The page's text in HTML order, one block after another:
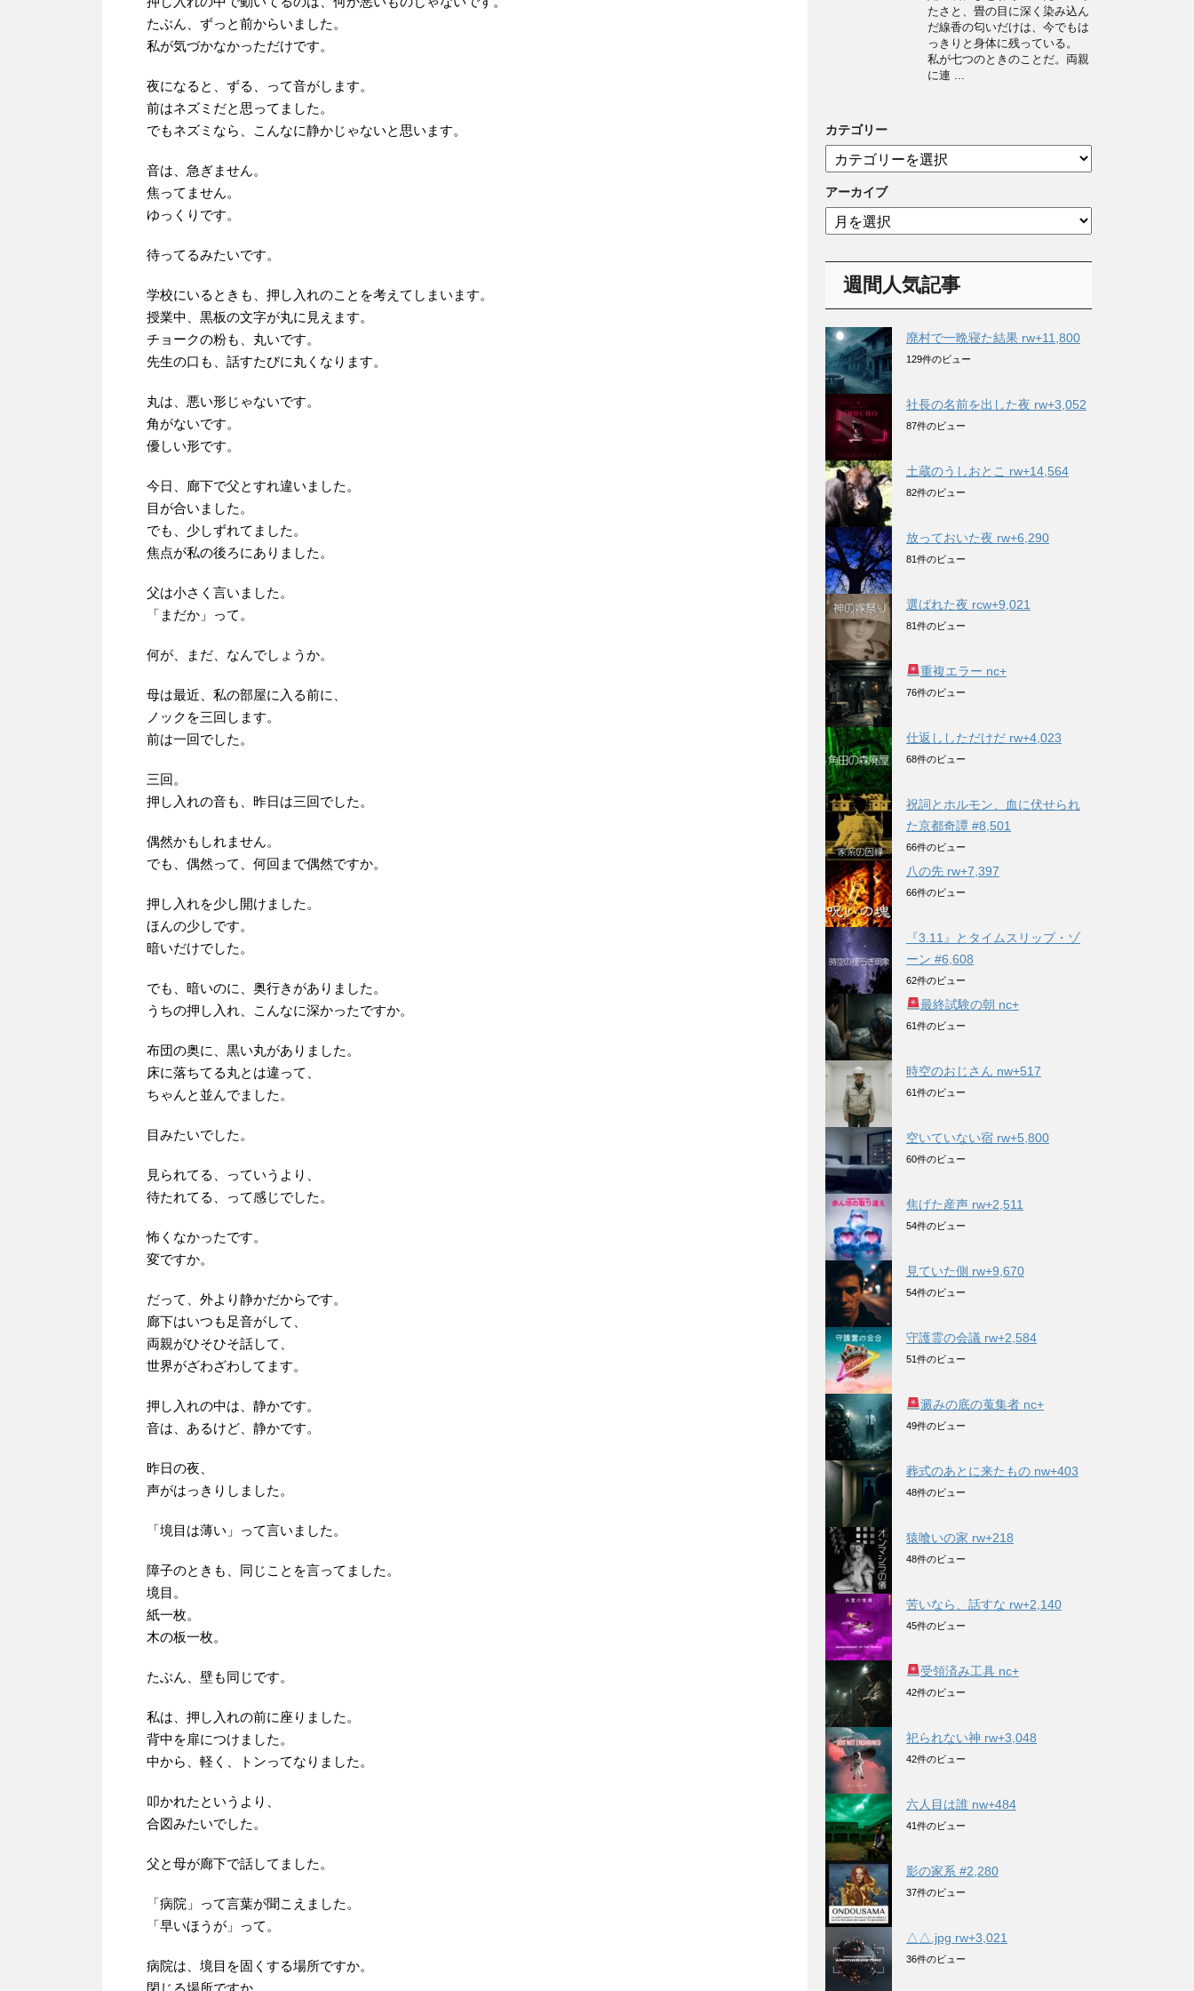
たぶん、ずっと前からいました。
私が気づかなかっただけです。
夜になると、ずる、って音がします。
前はネズミだと思ってました。
でもネズミなら、こんなに静かじゃないと思います。
音は、急ぎません。
焦ってません。
ゆっくりです。
待ってるみたいです。
学校にいるときも、押し入れのことを考えてしまいます。
授業中、黒板の文字が丸に見えます。
チョークの粉も、丸いです。
先生の口も、話すたびに丸くなります。
丸は、悪い形じゃないです。
角がないです。
優しい形です。
今日、廊下で父とすれ違いました。
目が合いました。
でも、少しずれてました。
焦点が私の後ろにありました。
父は小さく言いました。
「まだか」って。
何が、まだ、なんでしょうか。
母は最近、私の部屋に入る前に、
ノックを三回します。
前は一回でした。
三回。
押し入れの音も、昨日は三回でした。
偶然かもしれません。
でも、偶然って、何回まで偶然ですか。
押し入れを少し開けました。
ほんの少しです。
暗いだけでした。
でも、暗いのに、奥行きがありました。
うちの押し入れ、こんなに深かったですか。
布団の奥に、黒い丸がありました。
床に落ちてる丸とは違って、
ちゃんと並んでました。
目みたいでした。
見られてる、っていうより、
待たれてる、って感じでした。
怖くなかったです。
変ですか。
だって、外より静かだからです。
廊下はいつも足音がして、
両親がひそひそ話して、
世界がざわざわしてます。
押し入れの中は、静かです。
音は、あるけど、静かです。
昨日の夜、
声がはっきりしました。
「境目は薄い」って言いました。
障子のときも、同じことを言ってました。
境目。
紙一枚。
木の板一枚。
たぶん、壁も同じです。
私は、押し入れの前に座りました。
背中を扉につけました。
中から、軽く、トンってなりました。
叩かれたというより、
合図みたいでした。
父と母が廊下で話してました。
「病院」って言葉が聞こえました。
「早いほうが」って。
病院は、境目を固くする場所ですか。
たさと、畳の目に深く染み込ん
だ線香の匂いだけは、今でもは
っきりと身体に残っている。
私が七つのときのことだ。両親
に連 ...
カテゴリー
テ
ゴ
リ
ー
アーカイブ
ア
ー
週間人気記事
廃村で一晩寝た結果 rw+11,800
129件のビュー
社長の名前を出した夜 rw+3,052
87件のビュー
土蔵のうしおとこ rw+14,564
82件のビュー
放っておいた夜 rw+6,290
81件のビュー
選ばれた夜 rcw+9,021
81件のビュー
重複エラー nc+
76件のビュー
仕返ししただけだ rw+4,023
68件のビュー
祝詞とホルモン、血に伏せられ
た京都奇譚 #8,501
66件のビュー
八の先 rw+7,397
66件のビュー
『3.11』とタイムスリップ・ゾ
ーン #6,608
62件のビュー
最終試験の朝 nc+
61件のビュー
時空のおじさん nw+517
61件のビュー
空いていない宿 rw+5,800
60件のビュー
焦げた産声 rw+2,511
54件のビュー
見ていた側 rw+9,670
54件のビュー
守護霊の会議 rw+2,584
51件のビュー
澱みの底の蒐集者 nc+
49件のビュー
葬式のあとに来たもの nw+403
48件のビュー
猿喰いの家 rw+218
48件のビュー
苦いなら、話すな rw+2,140
45件のビュー
受領済み工具 nc+
42件のビュー
祀られない神 rw+3,048
42件のビュー
六人目は誰 nw+484
41件のビュー
影の家系 #2,280
37件のビュー
△△.jpg rw+3,021
36件のビュー